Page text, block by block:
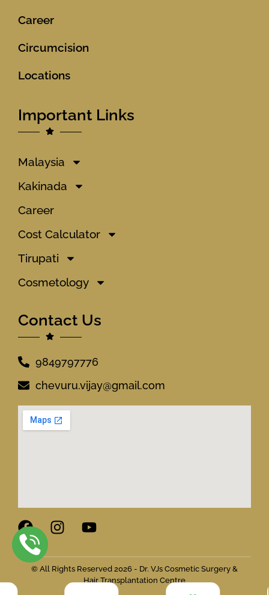
Career
Circumcision
Locations
Important Links
Malaysia
Kakinada
Career
Cost Calculator
Tirupati
Cosmetology
Contact Us
9849797776
chevuru.vijay@gmail.com
© All Rights Reserved 2026 - Dr. VJs Cosmetic Surgery &
Hair Transplantation Centre